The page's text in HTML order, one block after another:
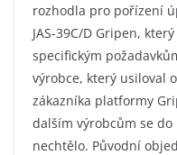
rozhodla pro pořízení
JAS-39C/D Gripen,
specifickým
výrobce, který usiloval
zákazníka platformy
dalším výrobcům se
nechtělo. Původní